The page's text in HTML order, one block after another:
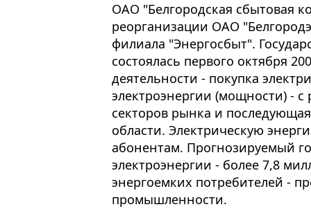
ОАО "Белгородская сбытовая
реорганизации ОАО
филиала "Энергосбыт".
состоялась первого октября
деятельности - покупка
электроэнергии (мощности) - с
секторов рынка и
области. Электрическую
абонентам. Прогнозируемый
электроэнергии - более 7,8
энергоемких потребителей -
промышленности.